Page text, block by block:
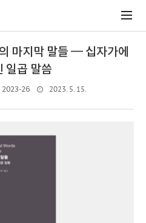
마지막 말들 ━ 십자가에
일곱 말씀
2023-26 2023. 5. 15.